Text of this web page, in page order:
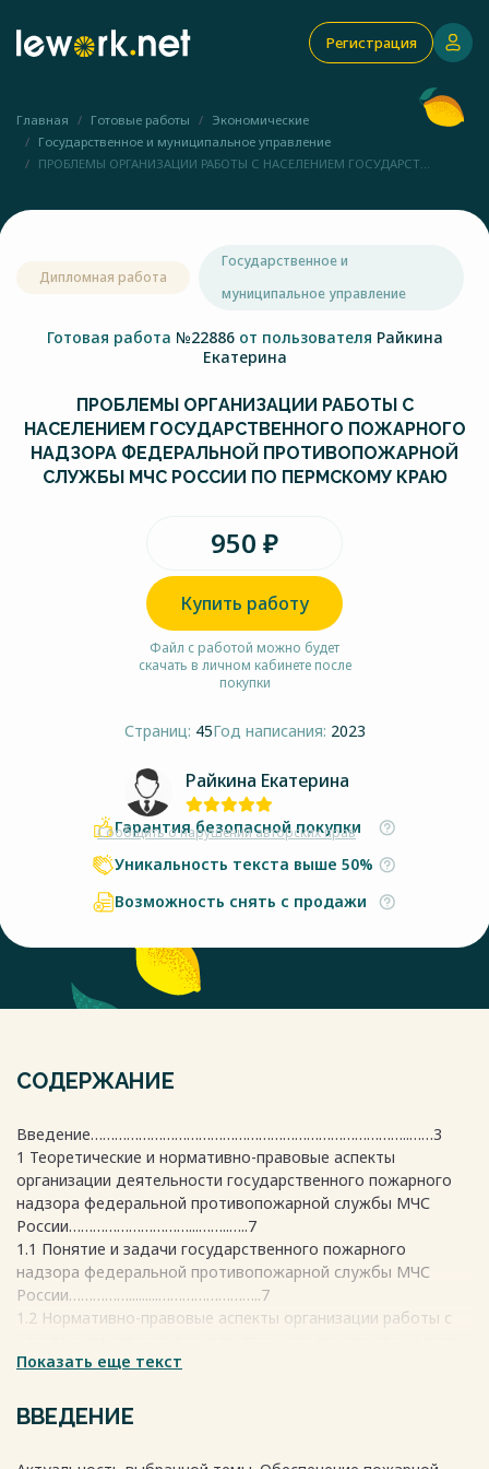
Регистрация
Главная Готовые работы
Экономические
Государственное и муниципальное управление
ПРОБЛЕМЫ ОРГАНИЗАЦИИ РАБОТЫ С НАСЕЛЕНИЕМ ГОСУДАРСТ...
Дипломная работа
Государственное и
муниципальное управление
Готовая работа №22886 от пользователя Райкина
Екатерина
ПРОБЛЕМЫ ОРГАНИЗАЦИИ РАБОТЫ С
НАСЕЛЕНИЕМ ГОСУДАРСТВЕННОГО ПОЖАРНОГО
НАДЗОРА ФЕДЕРАЛЬНОЙ ПРОТИВОПОЖАРНОЙ
СЛУЖБЫ МЧС РОССИИ ПО ПЕРМСКОМУ КРАЮ
950 ₽
Купить работу
Файл с работой можно будет
скачать в личном кабинете после
покупки
Страниц: 45Год написания: 2023
Райкина Екатерина
Сообщить о нарушении авторских прав
Гарантия безопасной покупки
Уникальность текста выше 50%
Возможность снять с продажи
СОДЕРЖАНИЕ
Введение……………………………………………………………………..……3
1 Теоретические и нормативно-правовые аспекты
организации деятельности государственного пожарного
надзора федеральной противопожарной службы МЧС
России…………………………...……..…..7
1.1 Понятие и задачи государственного пожарного
надзора федеральной противопожарной службы МЧС
России…………….........……………………..7
1.2 Нормативно-правовые аспекты организации работы с
федеральной противопожарной службы МЧС
2 Организация работы с населением органов
государственного пожарного надзора федеральной
Показать еще текст
ВВЕДЕНИЕ